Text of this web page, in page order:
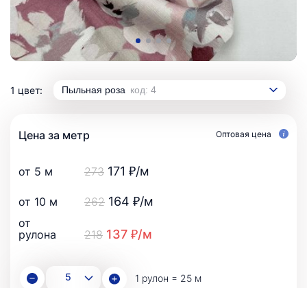
1 цвет: Пыльная роза код: 4
Цена за метр Оптовая цена
от 5 м 273 171 ₽/м
от 10 м 262 164 ₽/м
от
рулона
218 137 ₽/м
1 рулон = 25 м